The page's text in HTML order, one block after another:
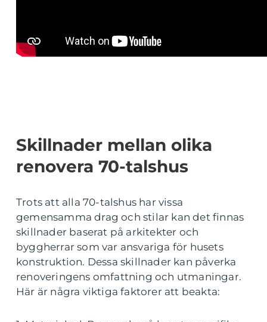
Skillnader mellan olika
renovera 70-talshus
Trots att alla 70-talshus har vissa
gemensamma drag och stilar kan det finnas
skillnader baserat på arkitekter och
byggherrar som var ansvariga för husets
konstruktion. Dessa skillnader kan påverka
renoveringens omfattning och utmaningar.
Här är några viktiga faktorer att beakta: